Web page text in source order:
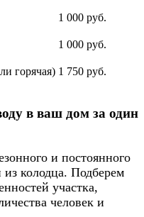
1 000 руб.
1 000 руб.
горячая) 1 750 руб.
в ваш дом за один
и постоянного
колодца. Подберем
участка,
человек и